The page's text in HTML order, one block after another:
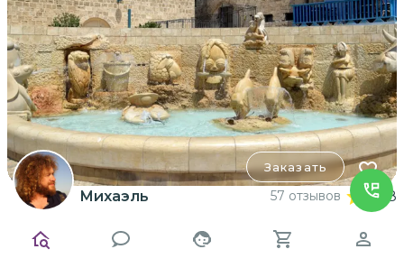
Заказать
Михаэль 57 отзывов 4.98
Обзорный тур из Иерусалима по
Израилю на 3 дня